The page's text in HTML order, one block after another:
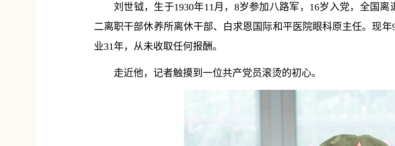
刘世钺，生于1930年11月，8岁参加八路军，16岁入党，全国
二离职干部休养所离休干部、白求恩国际和平医院眼科原主任。现
业31年，从未收取任何报酬。
走近他，记者触摸到一位共产党员滚烫的初心。